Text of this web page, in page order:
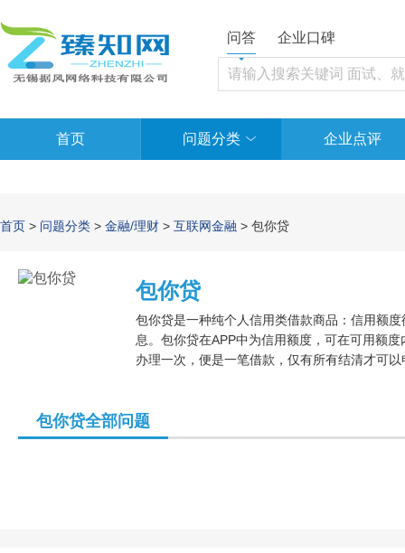
问答 企业口碑
首页 问题分类 企业点评
首页 > 问题分类 > 金融/理财 > 互联网金融 > 包你贷
包你贷
包你贷是一种纯个人信用类借款商品：信用额
息。包你贷在APP中为信用额度，可在可用额
办理一次，便是一笔借款，仅有所有结清才可
包你贷全部问题